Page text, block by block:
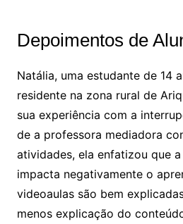
Depoimentos de
Natália, uma estudante de 14
residente na zona rural de
sua experiência com a
de a professora mediadora
atividades, ela enfatizou que
impacta negativamente o
videoaulas são bem
menos explicação do